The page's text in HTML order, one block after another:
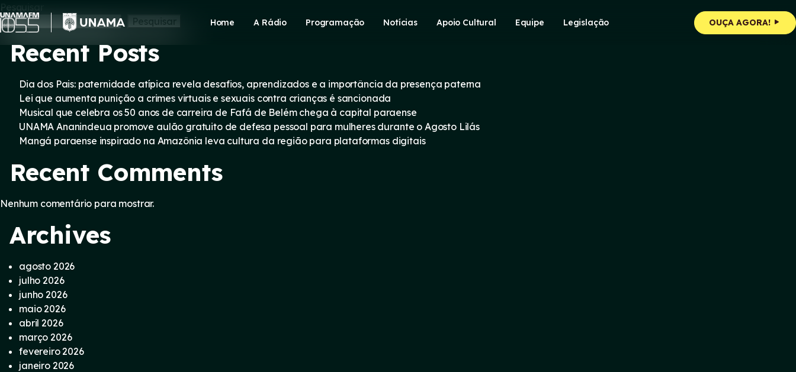
Skip
to
content
Home A Rádio Programação Notícias Apoio Cultural Equipe Legislação OUÇA AGORA!
Pesquisar
Pesquisar
Recent Posts
Dia dos Pais: paternidade atípica revela desafios, aprendizados e a importância da presença paterna
Lei que aumenta punição a crimes virtuais e sexuais contra crianças é sancionada
Musical que celebra os 50 anos de carreira de Fafá de Belém chega à capital paraense
UNAMA Ananindeua promove aulão gratuito de defesa pessoal para mulheres durante o Agosto Lilás
Mangá paraense inspirado na Amazônia leva cultura da região para plataformas digitais
Recent Comments
Nenhum comentário para mostrar.
Archives
agosto 2026
julho 2026
junho 2026
maio 2026
abril 2026
março 2026
fevereiro 2026
janeiro 2026